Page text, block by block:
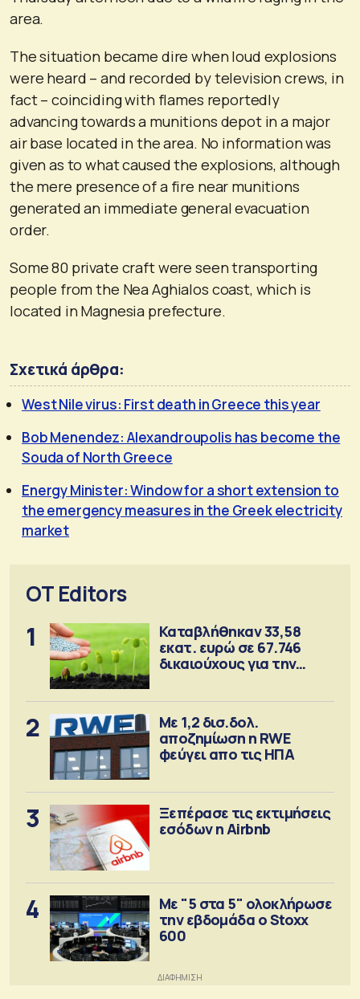
area.
The situation became dire when loud explosions
were heard – and recorded by television crews, in
fact – coinciding with flames reportedly
advancing towards a munitions depot in a major
air base located in the area. No information was
given as to what caused the explosions, although
the mere presence of a fire near munitions
generated an immediate general evacuation
order.
Some 80 private craft were seen transporting
people from the Nea Aghialos coast, which is
located in Magnesia prefecture.
Σχετικά άρθρα:
West Nile virus: First death in Greece this year
Bob Menendez: Alexandroupolis has become the
Souda of North Greece
Energy Minister: Window for a short extension to
the emergency measures in the Greek electricity
market
OT Editors
1
Καταβλήθηκαν 33,58
εκατ. ευρώ σε 67.746
δικαιούχους για την
2
Με 1,2 δισ.δολ.
αποζημίωση η RWE
φεύγει απο τις ΗΠΑ
3
Ξεπέρασε τις εκτιμήσεις
εσόδων η Airbnb
4
Με "5 στα 5" ολοκλήρωσε
την εβδομάδα ο Stoxx
600